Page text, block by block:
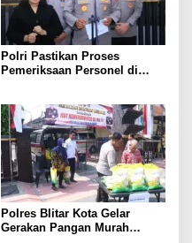
Polri Pastikan Proses
Pemeriksaan Personel di
Polres Blitar Kota Gelar
Gerakan Pangan Murah